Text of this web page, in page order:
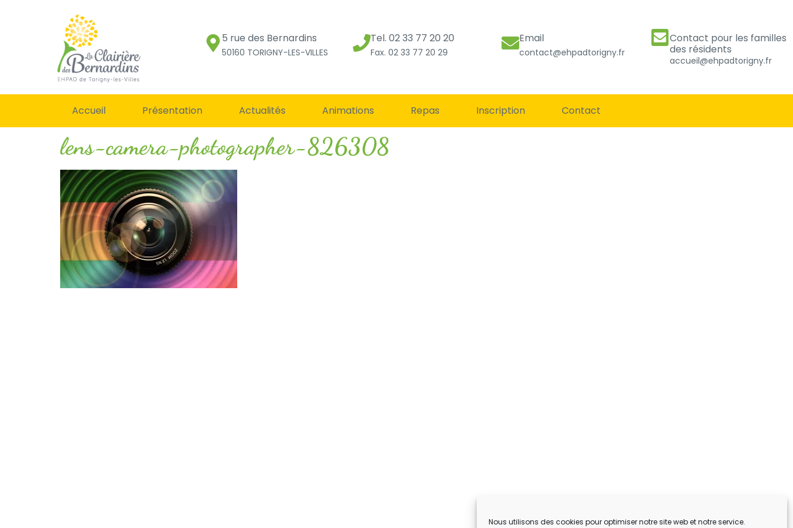
Nous utilisons des cookies pour optimiser notre site web et notre service.
5 rue des Bernardins
50160 TORIGNY-LES-VILLES
Tel. 02 33 77 20 20
Fax. 02 33 77 20 29
Email
contact@ehpadtorigny.fr
Contact pour les familles
des résidents
accueil@ehpadtorigny.fr
Accueil Présentation Actualités Animations Repas Inscription Contact
lens-camera-photographer-826308